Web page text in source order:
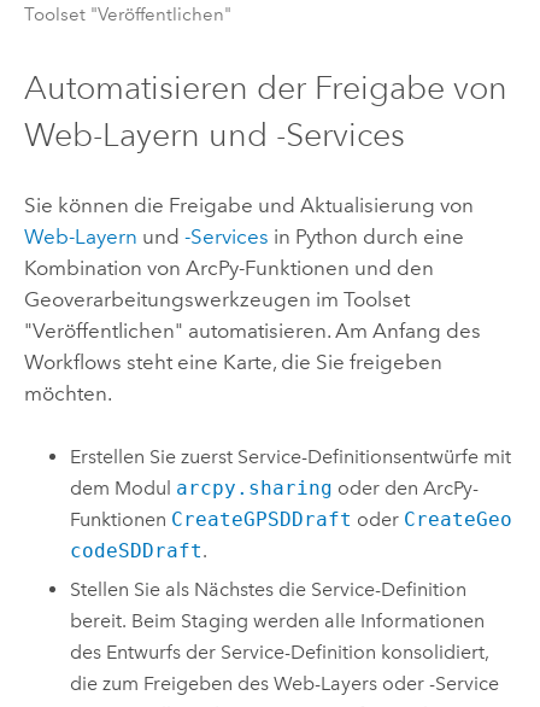
Toolset "Veröffentlichen"
Automatisieren der Freigabe von
Web-Layern und -Services
Sie können die Freigabe und Aktualisierung von
Web-Layern und -Services in Python durch eine
Kombination von ArcPy-Funktionen und den
Geoverarbeitungswerkzeugen im Toolset
"Veröffentlichen" automatisieren. Am Anfang des
Workflows steht eine Karte, die Sie freigeben
möchten.
Erstellen Sie zuerst Service-Definitionsentwürfe mit
dem Modul arcpy.sharing oder denArcPy-
Funktionen CreateGPSDDraft oder CreateGeo
codeSDDraft.
Stellen Sie als Nächstes die Service-Definition
bereit. Beim Staging werden alle Informationen
des Entwurfs der Service-Definition konsolidiert,
die zum Freigeben des Web-Layers oder -Service